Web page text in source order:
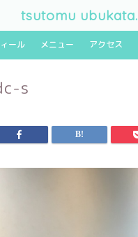
tsutomu ubukata.
ール メニュー アクセス
s